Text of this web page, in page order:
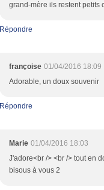
grand-mère ils restent petits
Répondre
françoise 01/04/2016 18:09
Adorable, un doux souvenir
Répondre
Marie 01/04/2016 18:03
J'adore<br /> <br /> tout en
bisous à vous 2